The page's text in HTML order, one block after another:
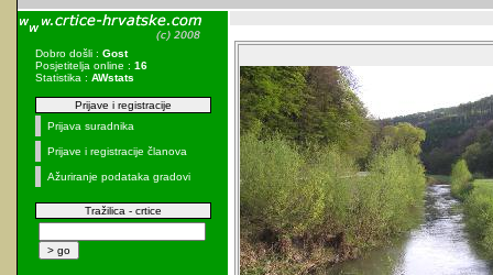
Dobro došli : Gost
Posjetitelja online : 16
Statistika : AWstats
Prijave i registracije
Prijava suradnika
Prijave i registracije članova
Ažuriranje podataka gradovi
Tražilica - crtice